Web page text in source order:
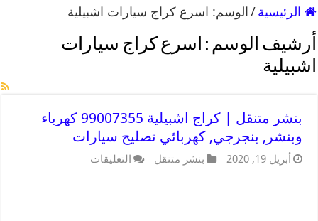
الرئيسية / الوسم: اسرع كراج سيارات اشبيلية
أرشيف الوسم : اسرع كراج سيارات
اشبيلية
بنشر متنقل | كراج اشبيلية 99007355 كهرباء
وبنشر, بنجرجي, كهربائي تصليح سيارات
أبريل 19, 2020 بنشر متنقل التعليقات